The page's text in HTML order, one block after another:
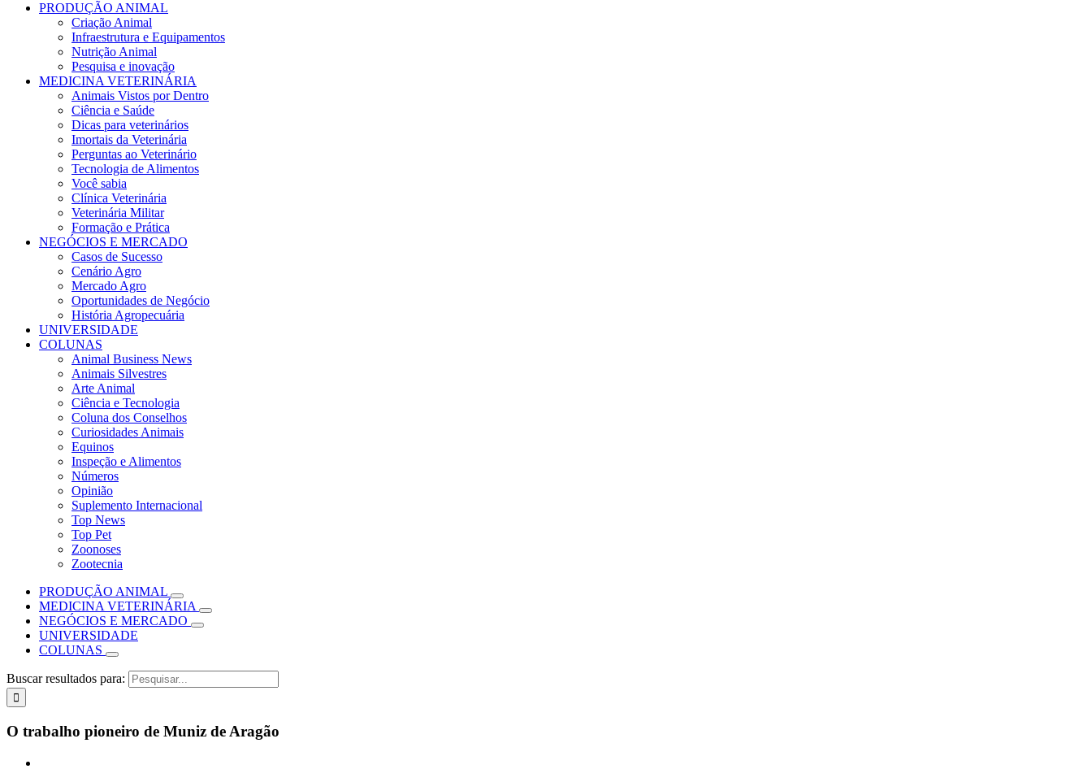
PRODUÇÃO ANIMAL
Criação Animal
Infraestrutura e Equipamentos
Nutrição Animal
Pesquisa e inovação
MEDICINA VETERINÁRIA
Animais Vistos por Dentro
Ciência e Saúde
Dicas para veterinários
Imortais da Veterinária
Perguntas ao Veterinário
Tecnologia de Alimentos
Você sabia
Clínica Veterinária
Veterinária Militar
Formação e Prática
NEGÓCIOS E MERCADO
Casos de Sucesso
Cenário Agro
Mercado Agro
Oportunidades de Negócio
História Agropecuária
UNIVERSIDADE
COLUNAS
Animal Business News
Animais Silvestres
Arte Animal
Ciência e Tecnologia
Coluna dos Conselhos
Curiosidades Animais
Equinos
Inspeção e Alimentos
Números
Opinião
Suplemento Internacional
Top News
Top Pet
Zoonoses
Zootecnia
PRODUÇÃO ANIMAL
MEDICINA VETERINÁRIA
NEGÓCIOS E MERCADO
UNIVERSIDADE
COLUNAS
Buscar resultados para:
O trabalho pioneiro de Muniz de Aragão